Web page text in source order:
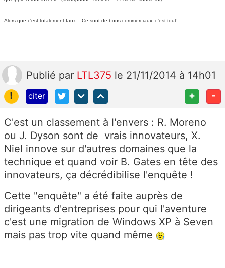
Alors que c'est totalement faux... Ce sont de bons commerciaux, c'est tout!
Publié par LTL375 le 21/11/2014 à 14h01
!
citer + -
C'est un classement à l'envers : R. Moreno
ou J. Dyson sont de vrais innovateurs, X.
Niel innove sur d'autres domaines que la
technique et quand voir B. Gates en tête des
innovateurs, ça décrédibilise l'enquête !
Cette "enquête" a été faite auprès de
dirigeants d'entreprises pour qui l'aventure
c'est une migration de Windows XP à Seven
mais pas trop vite quand même